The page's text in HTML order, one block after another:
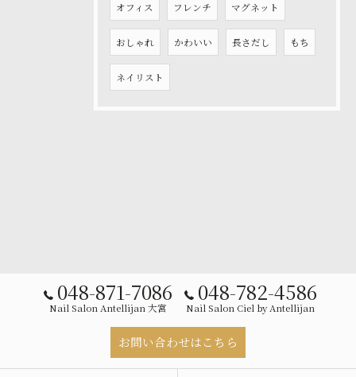
オフィス フレンチ マグネット
おしゃれ かわいい 長さだし もち
ネイリスト
048-871-7086
Nail Salon Antellijan 大宮
048-782-4586
Nail Salon Ciel by Antellijan
お問い合わせはこちら